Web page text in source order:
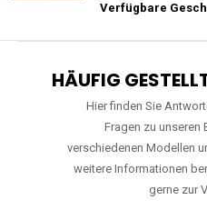
Verfügbare
HÄUFIG
Hier finden Sie
Fragen zu unseren
verschiedenen Modellen
weitere Informationen
gerne zur